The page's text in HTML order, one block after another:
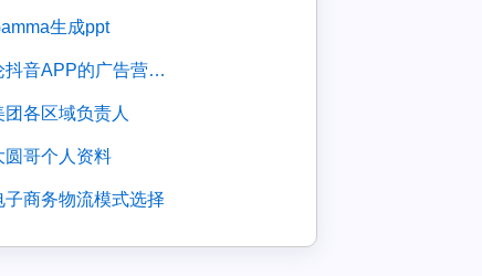
gamma生成ppt
论抖音APP的广告营销策略
美团各区域负责人
大圆哥个人资料
电子商务物流模式选择